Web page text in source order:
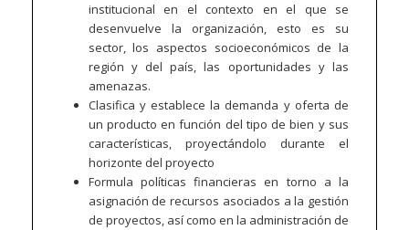
institucional en el contexto en el que se
desenvuelve la organización, esto es su
sector, los aspectos socioeconómicos de la
región y del país, las oportunidades y las
amenazas.
Clasifica y establece la demanda y oferta de
un producto en función del tipo de bien y sus
características, proyectándolo durante el
horizonte del proyecto
Formula políticas financieras en torno a la
asignación de recursos asociados a la gestión
de proyectos, así como en la administración de